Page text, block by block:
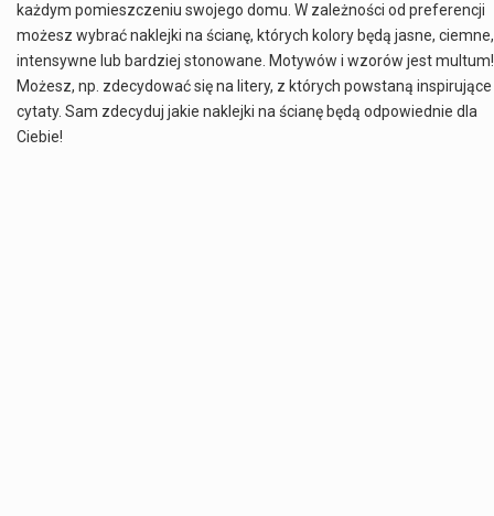
Co charakteryzuje wojnę na Ukrainie w 2026 roku? W 2026 roku wojna na Ukrainie trwa już pięć lat, a jej przebieg charakteryzuje się intensywnymi działaniami…
Czym jest Organizacja Traktatu Północnoatlantyckiego? Organizacja Traktatu Północnoatlantyckiego, powszechnie znana jako NATO, to międzynarodowy sojusz polityczno-wojskowy, który powstał 4 kwietnia 1949 roku. Został założony przez…
każdym pomieszczeniu swojego domu. W zależności od preferencji
możesz wybrać naklejki na ścianę, których kolory będą jasne, ciemne,
intensywne lub bardziej stonowane. Motywów i wzorów jest multum!
Możesz, np. zdecydować się na litery, z których powstaną inspirujące
cytaty. Sam zdecyduj jakie naklejki na ścianę będą odpowiednie dla
Ciebie!